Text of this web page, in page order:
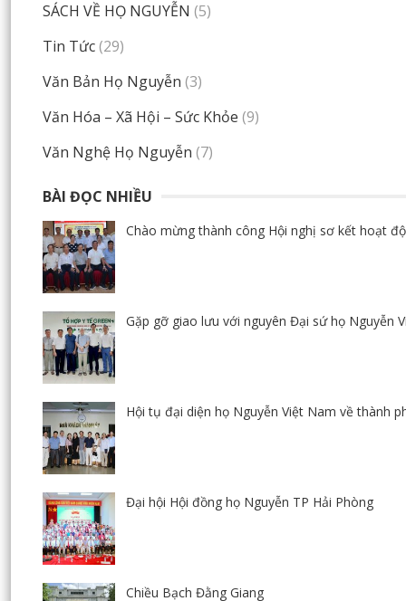
SÁCH VỀ HỌ NGUYỄN (5)
Tin Tức(29)
Văn Bản Họ Nguyễn (3)
Văn Hóa – Xã Hội – Sức Khỏe (9)
Văn Nghệ Họ Nguyễn (7)
BÀI ĐỌC NHIỀU
Chào mừng thành công Hội nghị sơ kết hoạt
Gặp gỡ giao lưu với nguyên Đại sứ họ Nguyễn
Hội tụ đại diện họ Nguyễn Việt Nam về thành
Đại hội Hội đồng họ Nguyễn TP Hải Phòng
Chiều Bạch Đằng Giang